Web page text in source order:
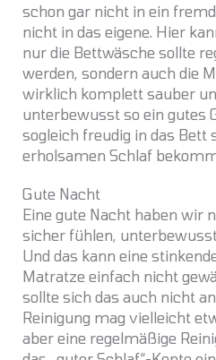
schon gar nicht in ein
nicht in das eigene. Hier
nur die Bettwäsche sollte
werden, sondern auch die
wirklich komplett sauber
unterbewusst so ein gutes
sogleich freudig in das Bett
erholsamen Schlaf
Gute Nacht
Eine gute Nacht haben wir
sicher fühlen,
Und das kann eine
Matratze einfach nicht
sollte sich das auch nicht
Reinigung mag vielleicht
aber eine regelmäßige